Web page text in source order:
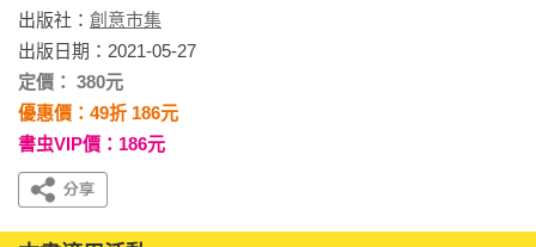
出版社： 創意市集
出版日期：2021-05-27
定價： 380元
優惠價：49折 186元
書虫VIP價：186元